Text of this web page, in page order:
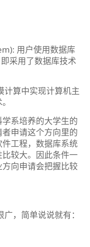
用户使用数据库
采用了数据库技术
计算中实现计算机主
系培养的大学生的
申请这个方向里的
工程，数据库系统
较大。因此条件一
向申请会把握比较
，简单说说就有：